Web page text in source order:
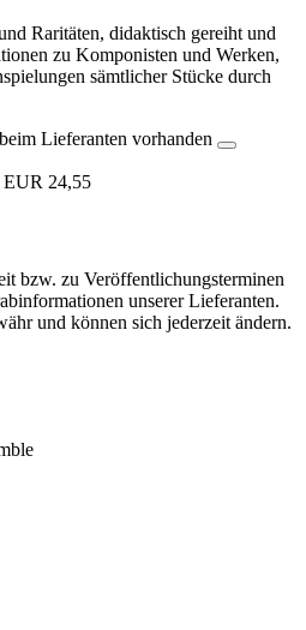
Raritäten, didaktisch gereiht und
zu Komponisten und Werken,
sämtlicher Stücke durch
Lieferanten vorhanden
EUR 24,55
bzw. zu Veröffentlichungsterminen
unserer Lieferanten.
und können sich jederzeit ändern.